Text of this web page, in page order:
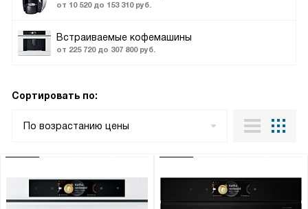
от 10 520 до 153 310 руб.
Встраиваемые кофемашины
от 225 720 до 307 800 руб.
Сортировать по:
По возрастанию цены